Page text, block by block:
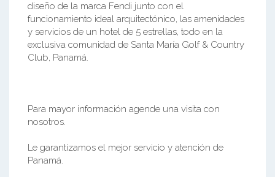
diseño de la marca Fendi junto con el
funcionamiento ideal arquitectónico, las amenidades
y servicios de un hotel de 5 estrellas, todo en la
exclusiva comunidad de Santa María Golf & Country
Club, Panamá.
Para mayor información agende una visita con
nosotros.
Le garantizamos el mejor servicio y atención de
Panamá.